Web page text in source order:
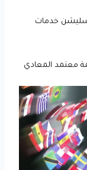
خدمات
معتمد المعادي